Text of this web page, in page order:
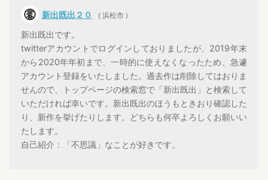
新出既出２０ ( 浜松市 )
新出既出です。
twitterアカウントでログインしておりましたが、2019年末
から2020年年初まで、一時的に使えなくなったため、急遽
アカウント登録をいたしました。過去作は削除してはおりま
せんので、トップページの検索窓で「新出既出」と検索して
いただければ幸いです。新出既出のほうもときおり確認した
り、新作を挙げたりします。どちらも何卒よろしくお願いい
たします。
自己紹介：「不思議」なことが好きです。